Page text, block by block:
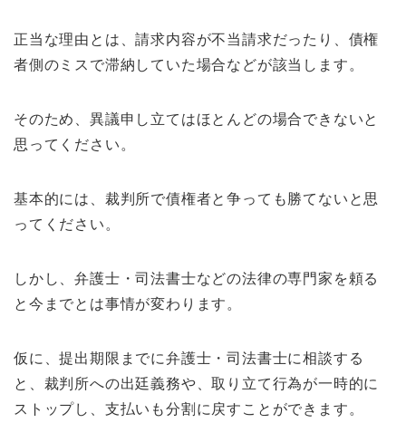
正当な理由とは、請求内容が不当請求だったり、債権
者側のミスで滞納していた場合などが該当します。
そのため、異議申し立てはほとんどの場合できないと
思ってください。
基本的には、裁判所で債権者と争っても勝てないと思
ってください。
しかし、弁護士・司法書士などの法律の専門家を頼る
と今までとは事情が変わります。
仮に、提出期限までに弁護士・司法書士に相談する
と、裁判所への出廷義務や、取り立て行為が一時的に
ストップし、支払いも分割に戻すことができます。